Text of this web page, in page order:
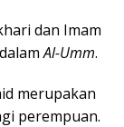
dan Imam
Al-Umm.
merupakan
perempuan.